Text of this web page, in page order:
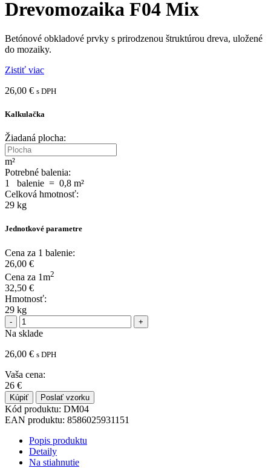
Drevomozaika F04 Mix
Betónové obkladové prvky s prirodzenou štruktúrou dreva, uložené
do mozaiky.
Zistiť viac
26,00 € s DPH
Kalkulačka
Žiadaná plocha:
m²
Potrebné balenia:
1
balenie = 0,8 m²
Celková hmotnosť:
29 kg
Jednotkové parametre
Cena za 1 balenie:
26,00 €
Cena za 1m2
32,50 €
Hmotnosť:
29 kg
Na sklade
26,00 € s DPH
Vaša cena:
26 €
Kúpiť Poslať vzorku
Kód produktu: DM04
EAN produktu: 8586025931151
Popis produktu
Detaily
Na stiahnutie